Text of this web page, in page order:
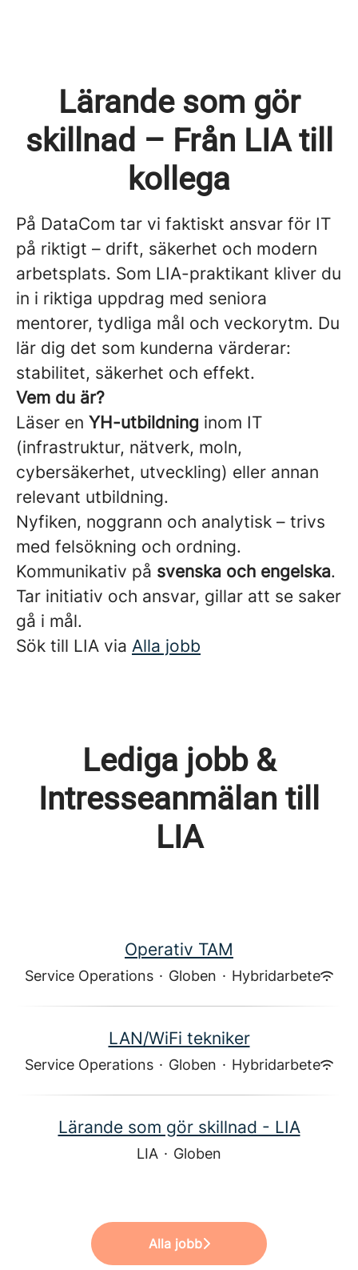
Lärande som gör
skillnad – Från LIA till
kollega
På DataCom tar vi faktiskt ansvar för IT
på riktigt – drift, säkerhet och modern
arbetsplats. Som LIA-praktikant kliver du
in i riktiga uppdrag med seniora
mentorer, tydliga mål och veckorytm. Du
lär dig det som kunderna värderar:
stabilitet, säkerhet och effekt.
Vem du är?
Läser en YH-utbildning inom IT
(infrastruktur, nätverk, moln,
cybersäkerhet, utveckling) eller annan
relevant utbildning.
Nyfiken, noggrann och analytisk – trivs
med felsökning och ordning.
Kommunikativ på svenska och engelska.
Tar initiativ och ansvar, gillar att se saker
gå i mål.
Sök till LIA via Alla jobb
Lediga jobb &
Intresseanmälan till
LIA
Operativ TAM
Service Operations · Globen · Hybridarbete
LAN/WiFi tekniker
Service Operations · Globen · Hybridarbete
Lärande som gör skillnad - LIA
LIA · Globen
Alla jobb